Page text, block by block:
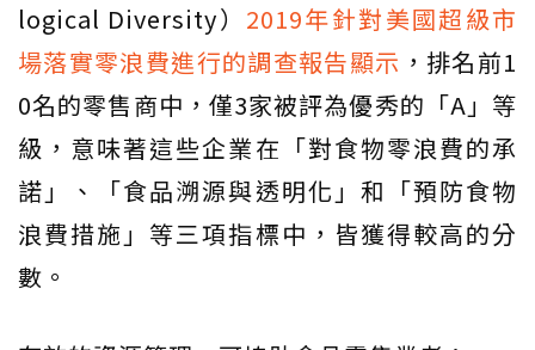
logical Diversity） 2019年針對美國超級市
場落實零浪費進行的調查報告顯示 ，排名前1
0名的零售商中，僅3家被評為優秀的「A」等
級，意味著這些企業在「對食物零浪費的承
諾」、「食品溯源與透明化」和「預防食物
浪費措施」等三項指標中，皆獲得較高的分
數。